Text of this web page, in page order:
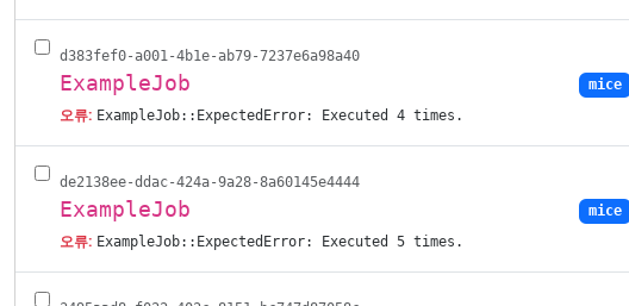
d383fef0-a001-4b1e-ab79-7237e6a98a40
ExampleJob
오류: ExampleJob::ExpectedError: Executed 4 times.
mice
de2138ee-ddac-424a-9a28-8a60145e4444
ExampleJob
오류: ExampleJob::ExpectedError: Executed 5 times.
mice